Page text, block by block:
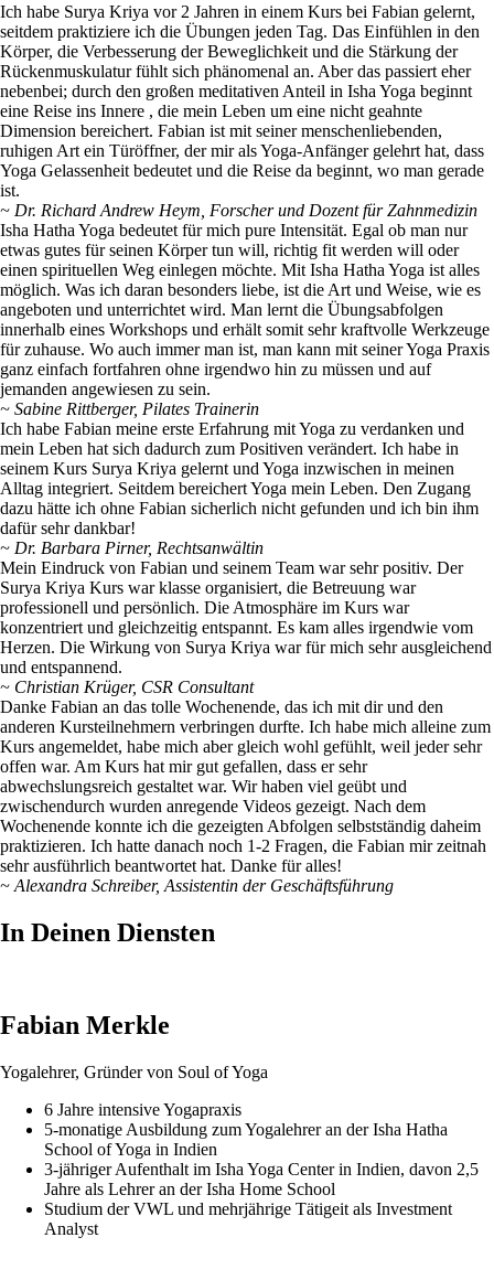
Ich habe Surya Kriya vor 2 Jahren in einem Kurs bei Fabian gelernt,
seitdem praktiziere ich die Übungen jeden Tag. Das Einfühlen in den
Körper, die Verbesserung der Beweglichkeit und die Stärkung der
Rückenmuskulatur fühlt sich phänomenal an. Aber das passiert eher
nebenbei; durch den großen meditativen Anteil in Isha Yoga beginnt
eine Reise ins Innere , die mein Leben um eine nicht geahnte
Dimension bereichert. Fabian ist mit seiner menschenliebenden,
ruhigen Art ein Türöffner, der mir als Yoga-Anfänger gelehrt hat, dass
Yoga Gelassenheit bedeutet und die Reise da beginnt, wo man gerade
ist.
~ Dr. Richard Andrew Heym, Forscher und Dozent für Zahnmedizin
Isha Hatha Yoga bedeutet für mich pure Intensität. Egal ob man nur
etwas gutes für seinen Körper tun will, richtig fit werden will oder
einen spirituellen Weg einlegen möchte. Mit Isha Hatha Yoga ist alles
möglich. Was ich daran besonders liebe, ist die Art und Weise, wie es
angeboten und unterrichtet wird. Man lernt die Übungsabfolgen
innerhalb eines Workshops und erhält somit sehr kraftvolle Werkzeuge
für zuhause. Wo auch immer man ist, man kann mit seiner Yoga Praxis
ganz einfach fortfahren ohne irgendwo hin zu müssen und auf
jemanden angewiesen zu sein.
~ Sabine Rittberger, Pilates Trainerin
Ich habe Fabian meine erste Erfahrung mit Yoga zu verdanken und
mein Leben hat sich dadurch zum Positiven verändert. Ich habe in
seinem Kurs Surya Kriya gelernt und Yoga inzwischen in meinen
Alltag integriert. Seitdem bereichert Yoga mein Leben. Den Zugang
dazu hätte ich ohne Fabian sicherlich nicht gefunden und ich bin ihm
dafür sehr dankbar!
~ Dr. Barbara Pirner, Rechtsanwältin
Mein Eindruck von Fabian und seinem Team war sehr positiv. Der
Surya Kriya Kurs war klasse organisiert, die Betreuung war
professionell und persönlich. Die Atmosphäre im Kurs war
konzentriert und gleichzeitig entspannt. Es kam alles irgendwie vom
Herzen. Die Wirkung von Surya Kriya war für mich sehr ausgleichend
und entspannend.
~ Christian Krüger, CSR Consultant
Danke Fabian an das tolle Wochenende, das ich mit dir und den
anderen Kursteilnehmern verbringen durfte. Ich habe mich alleine zum
Kurs angemeldet, habe mich aber gleich wohl gefühlt, weil jeder sehr
offen war. Am Kurs hat mir gut gefallen, dass er sehr
abwechslungsreich gestaltet war. Wir haben viel geübt und
zwischendurch wurden anregende Videos gezeigt. Nach dem
Wochenende konnte ich die gezeigten Abfolgen selbstständig daheim
praktizieren. Ich hatte danach noch 1-2 Fragen, die Fabian mir zeitnah
sehr ausführlich beantwortet hat. Danke für alles!
~ Alexandra Schreiber, Assistentin der Geschäftsführung
In Deinen Diensten
Fabian Merkle
Yogalehrer, Gründer von Soul of Yoga
6 Jahre intensive Yogapraxis
5-monatige Ausbildung zum Yogalehrer an der Isha Hatha
School of Yoga in Indien
3-jähriger Aufenthalt im Isha Yoga Center in Indien, davon 2,5
Jahre als Lehrer an der Isha Home School
Studium der VWL und mehrjährige Tätigeit als Investment
Analyst